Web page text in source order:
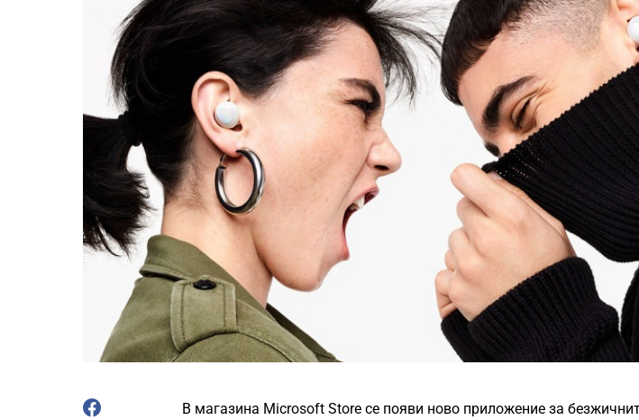
В магазина Microsoft Store се появи ново приложение за